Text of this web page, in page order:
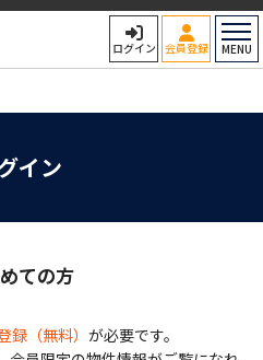
ログイン 会員登録 MENU
イン
ての方
録（無料） が必要です。